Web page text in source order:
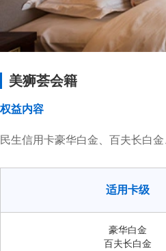
美狮荟会籍
权益内容
民生信用卡豪华白金、百夫长白
适用卡级
豪华白金
百夫长白金